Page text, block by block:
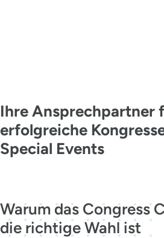
Ihre Ansprechpartner
erfolgreiche
Special Events
Warum das Congress
die richtige Wahl ist